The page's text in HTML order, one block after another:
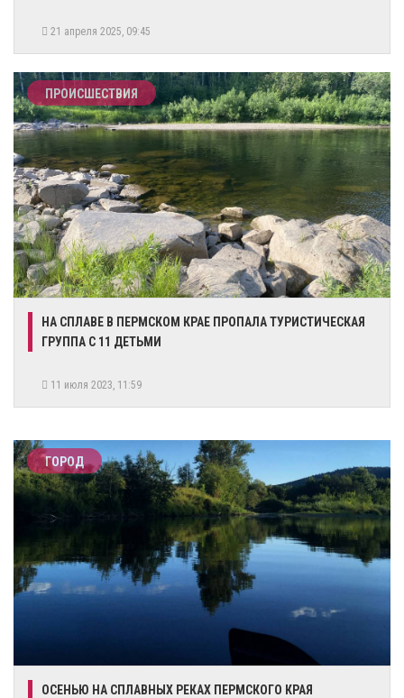
21 апреля 2025, 09:45
ПРОИСШЕСТВИЯ
​НА СПЛАВЕ В ПЕРМСКОМ КРАЕ ПРОПАЛА ТУРИСТИЧЕСКАЯ
ГРУППА С 11 ДЕТЬМИ
11 июля 2023, 11:59
ГОРОД
ОСЕНЬЮ НА СПЛАВНЫХ РЕКАХ ПЕРМСКОГО КРАЯ